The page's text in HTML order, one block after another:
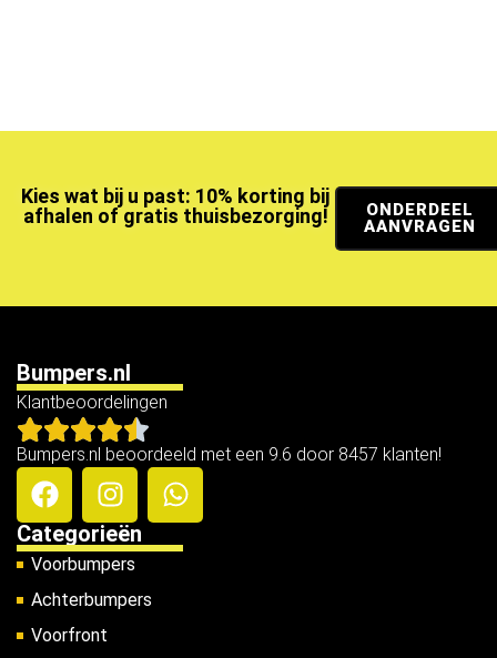
Kies wat bij u past: 10% korting bij
afhalen of gratis thuisbezorging!
ONDERDEEL
AANVRAGEN
Bumpers.nl
Klantbeoordelingen
Bumpers.nl beoordeeld met een 9.6 door 8457 klanten!
Categorieën
Voorbumpers
Achterbumpers
Voorfront